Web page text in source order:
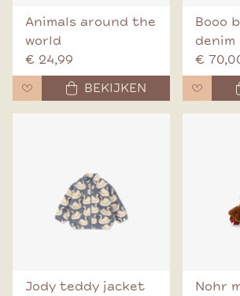
Animals around the
world
€ 24,99
BEKIJKEN
Booo
€
Jody teddy jacket
Nohr